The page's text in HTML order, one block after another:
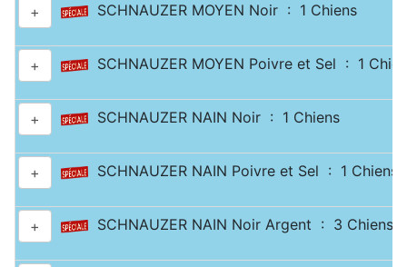
+ SCHNAUZER MOYEN Noir : 1 Chiens
+ SCHNAUZER MOYEN Poivre et Sel : 1
+ SCHNAUZER NAIN Noir : 1 Chiens
+ SCHNAUZER NAIN Poivre et Sel : 1 Chiens
+ SCHNAUZER NAIN Noir Argent : 3 Chiens